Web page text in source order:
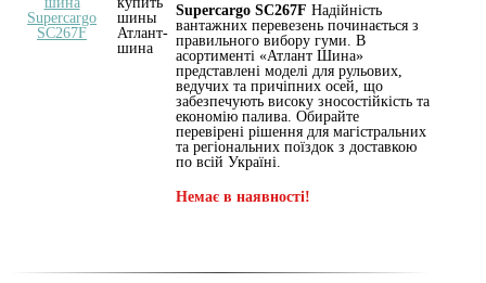
Supercargo SC267F Надійність
вантажних перевезень починається з
правильного вибору гуми. В
асортименті «Атлант Шина»
представлені моделі для рульових,
ведучих та причіпних осей, що
забезпечують високу зносостійкість та
економію палива. Обирайте
перевірені рішення для магістральних
та регіональних поїздок з доставкою
по всій Україні.
Немає в наявності!